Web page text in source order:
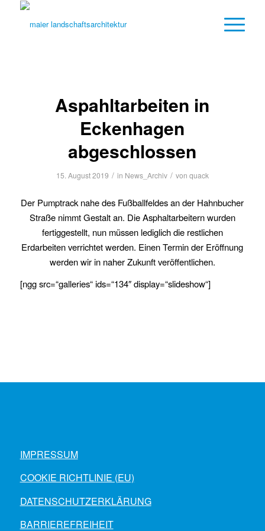
Aspahltarbeiten in
Eckenhagen
abgeschlossen
15. August 2019 / in News_Archiv / von quack
Der Pumptrack nahe des Fußballfeldes an der Hahnbucher
Straße nimmt Gestalt an. Die Asphaltarbeitern wurden
fertiggestellt, nun müssen lediglich die restlichen
Erdarbeiten verrichtet werden. Einen Termin der Eröffnung
werden wir in naher Zukunft veröffentlichen.
[ngg src=“galleries“ ids=“134″ display=“slideshow“]
IMPRESSUM
COOKIE RICHTLINIE (EU)
DATENSCHUTZERKLÄRUNG
BARRIEREFREIHEIT